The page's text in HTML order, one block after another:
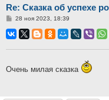
Re: Сказка об успехе
Сообщение
28 ноя 2023, 18:39
Очень милая сказка